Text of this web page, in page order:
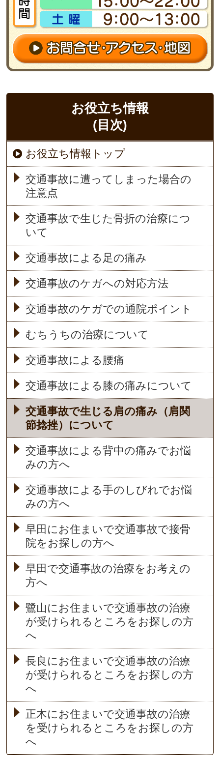
お役立ち情報
(目次)
お役立ち情報トップ
交通事故に遭ってしまった場合の
注意点
交通事故で生じた骨折の治療につ
いて
交通事故による足の痛み
交通事故のケガへの対応方法
交通事故のケガでの通院ポイント
むちうちの治療について
交通事故による腰痛
交通事故による膝の痛みについて
交通事故で生じる肩の痛み（肩関
節捻挫）について
交通事故による背中の痛みでお悩
みの方へ
交通事故による手のしびれでお悩
みの方へ
早田にお住まいで交通事故で接骨
院をお探しの方へ
早田で交通事故の治療をお考えの
方へ
鷺山にお住まいで交通事故の治療
が受けられるところをお探しの方
へ
長良にお住まいで交通事故の治療
が受けられるところをお探しの方
へ
正木にお住まいで交通事故の治療
を受けられるところをお探しの方
へ